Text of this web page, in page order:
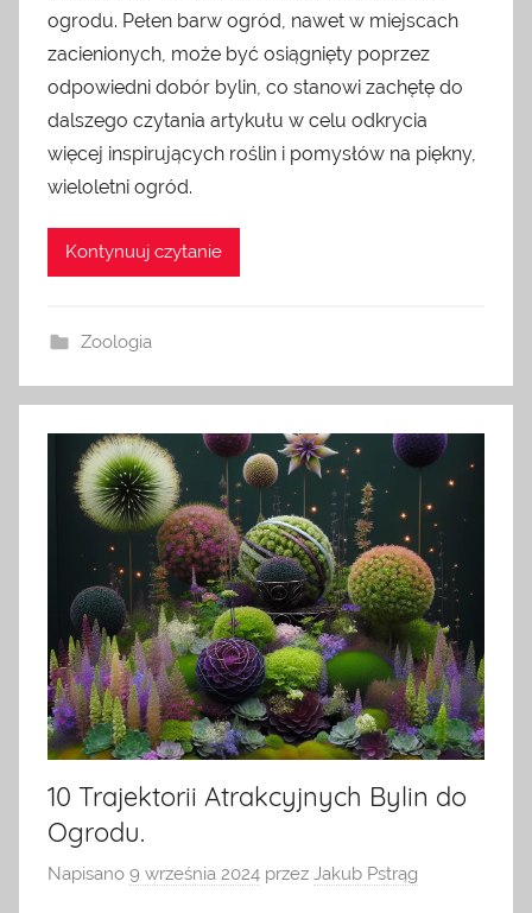
ogrodu. Pełen barw ogród, nawet w miejscach
zacienionych, może być osiągnięty poprzez
odpowiedni dobór bylin, co stanowi zachętę do
dalszego czytania artykułu w celu odkrycia
więcej inspirujących roślin i pomysłów na piękny,
wieloletni ogród.
Kontynuuj czytanie
Zoologia
10 Trajektorii Atrakcyjnych Bylin do
Ogrodu.
Napisano 9 września 2024 przez Jakub Pstrąg